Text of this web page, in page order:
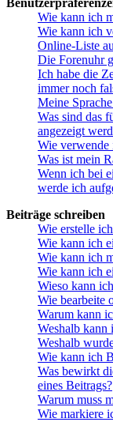
Wie kann ich
Wie kann ich
Online-Liste
Die Forenuhr
Ich habe die
immer noch
Meine
Was sind das
angezeigt
Wie verwende
Was ist mein
Wenn ich bei
werde ich
Beiträge schreiben
Wie erstelle
Wie kann ich
Wie kann ich
Wie kann ich
Wieso kann
Wie bearbeite
Warum kann
Weshalb kann
Weshalb
Wie kann ich
Was bewirkt
eines Beitrags?
Warum muss
Wie markiere